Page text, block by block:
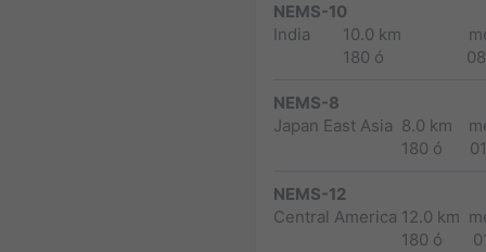
NEMS-10
India
10.0 km
180 ó
NEMS-8
Japan East Asia 8.0 km
180 ó
NEMS-12
Central America 12.0 km
180 ó